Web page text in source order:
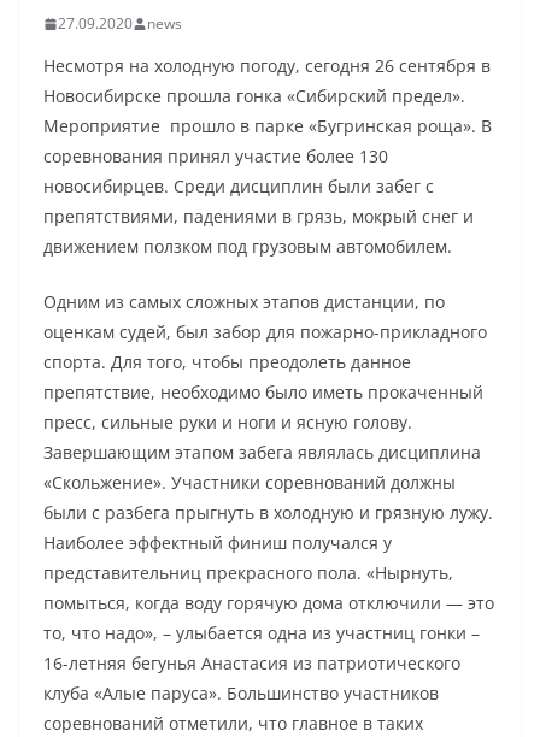
27.09.2020 news
Несмотря на холодную погоду, сегодня 26 сентября в
Новосибирске прошла гонка «Сибирский предел».
Мероприятие прошло в парке «Бугринская роща». В
соревнования принял участие более 130
новосибирцев. Среди дисциплин были забег с
препятствиями, падениями в грязь, мокрый снег и
движением ползком под грузовым автомобилем.
Одним из самых сложных этапов дистанции, по
оценкам судей, был забор для пожарно-прикладного
спорта. Для того, чтобы преодолеть данное
препятствие, необходимо было иметь прокаченный
пресс, сильные руки и ноги и ясную голову.
Завершающим этапом забега являлась дисциплина
«Скольжение». Участники соревнований должны
были с разбега прыгнуть в холодную и грязную лужу.
Наиболее эффектный финиш получался у
представительниц прекрасного пола. «Нырнуть,
помыться, когда воду горячую дома отключили — это
то, что надо», – улыбается одна из участниц гонки –
16-летняя бегунья Анастасия из патриотического
клуба «Алые паруса». Большинство участников
соревнований отметили, что главное в таких